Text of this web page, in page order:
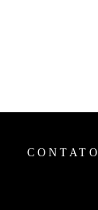
CONTATO